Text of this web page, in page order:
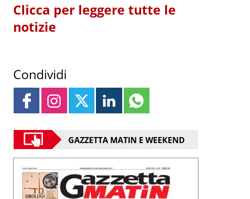
Clicca per leggere tutte le
notizie
Condividi
GAZZETTA MATIN E WEEKEND